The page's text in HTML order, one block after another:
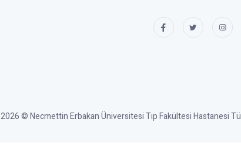
2026 © Necmettin Erbakan Üniversitesi Tıp Fakültesi Hastanesi